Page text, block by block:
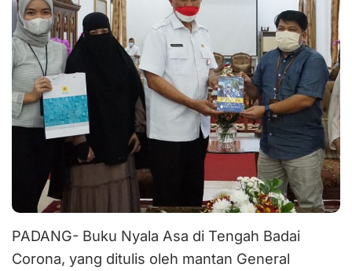
PADANG- Buku Nyala Asa di Tengah Badai
Corona, yang ditulis oleh mantan General